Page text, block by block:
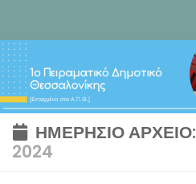
ΗΜΕΡΉΣΙΟ ΑΡΧΕΊΟ:
2024